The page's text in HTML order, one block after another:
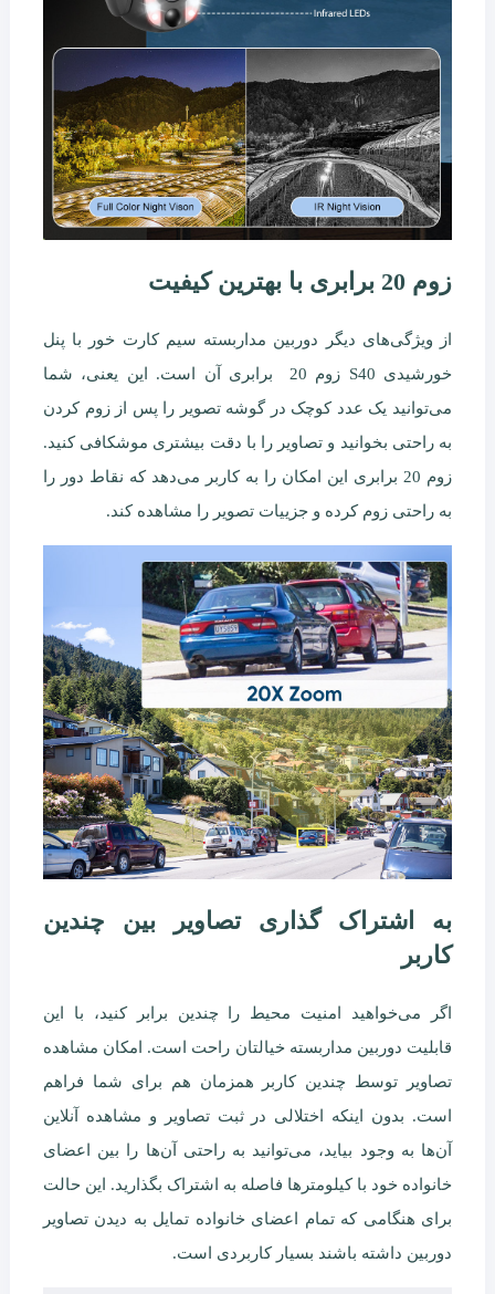
زوم 20 برابری با بهترین کیفیت
از ویژگی‌های دیگر دوربین مداربسته سیم کارت خور با پنل
خورشیدی S40 زوم 20 برابری آن است. این یعنی، شما
می‌توانید یک عدد کوچک در گوشه تصویر را پس از زوم کردن
به راحتی بخوانید و تصاویر را با دقت بیشتری موشکافی کنید.
زوم 20 برابری این امکان را به کاربر می‌دهد که نقاط دور را
به راحتی زوم کرده و جزییات تصویر را مشاهده کند.
به اشتراک گذاری تصاویر بین چندین
کاربر
اگر می‌خواهید امنیت محیط را چندین برابر کنید، با این
قابلیت دوربین مداربسته خیالتان راحت است. امکان مشاهده
تصاویر توسط چندین کاربر همزمان هم برای شما فراهم
است. بدون اینکه اختلالی در ثبت تصاویر و مشاهده آنلاین
آن‌ها به وجود بیاید، می‌توانید به راحتی آن‌ها را بین اعضای
خانواده خود با کیلومترها فاصله به اشتراک بگذارید. این حالت
برای هنگامی که تمام اعضای خانواده تمایل به دیدن تصاویر
دوربین داشته باشند بسیار کاربردی است.